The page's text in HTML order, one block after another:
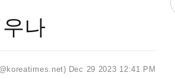
나
Dec 29 2023 12:41 PM